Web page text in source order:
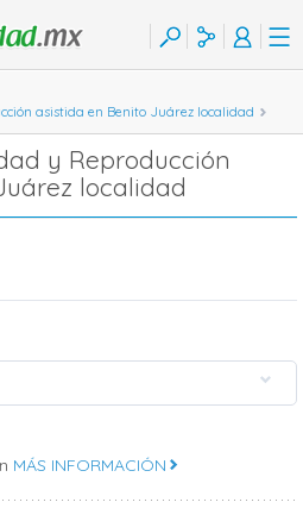
asistida en Benito Juárez localidad
y Reproducción
localidad
MÁS INFORMACIÓN